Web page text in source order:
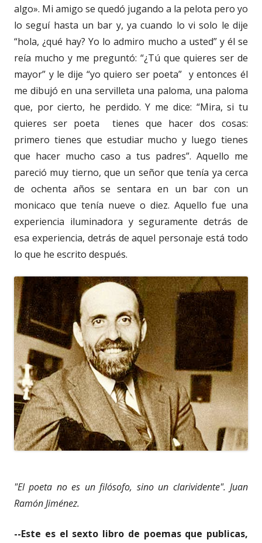
algo». Mi amigo se quedó jugando a la pelota pero yo
lo seguí hasta un bar y, ya cuando lo vi solo le dije
“hola, ¿qué hay? Yo lo admiro mucho a usted” y él se
reía mucho y me preguntó: “¿Tú que quieres ser de
mayor” y le dije “yo quiero ser poeta” y entonces él
me dibujó en una servilleta una paloma, una paloma
que, por cierto, he perdido. Y me dice: “Mira, si tu
quieres ser poeta tienes que hacer dos cosas:
primero tienes que estudiar mucho y luego tienes
que hacer mucho caso a tus padres”. Aquello me
pareció muy tierno, que un señor que tenía ya cerca
de ochenta años se sentara en un bar con un
monicaco que tenía nueve o diez. Aquello fue una
experiencia iluminadora y seguramente detrás de
esa experiencia, detrás de aquel personaje está todo
lo que he escrito después.
"El poeta no es un filósofo, sino un clarividente". Juan
Ramón Jiménez.
--Este es el sexto libro de poemas que publicas,